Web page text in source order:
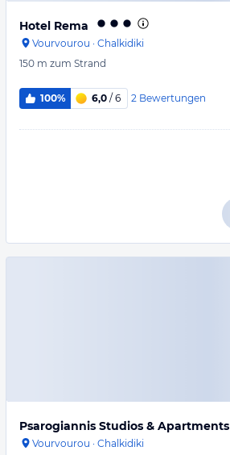
Hotel Rema
Vourvourou · Chalkidiki
150 m zum Strand
100% 6,0 / 6 2 Bewertungen
Psarogiannis Studios & Apartments
Vourvourou · Chalkidiki